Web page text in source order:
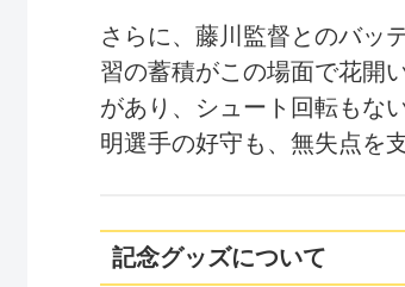
さらに、藤川監督とのバッ
習の蓄積がこの場面で花開
があり、シュート回転もな
明選手の好守も、無失点を
記念グッズについて